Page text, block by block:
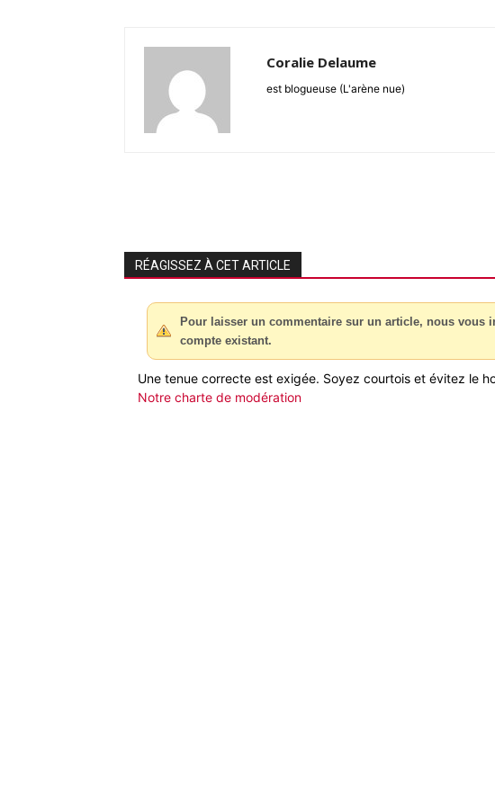
Coralie Delaume
est blogueuse (L'arène nue)
RÉAGISSEZ À CET ARTICLE
Pour laisser un commentaire sur un article, nous vous
compte existant.
Une tenue correcte est exigée. Soyez courtois et évitez le
Notre charte de modération